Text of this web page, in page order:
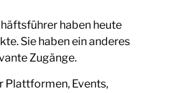
haben heute
Sie haben ein anderes
Zugänge.
Plattformen, Events,